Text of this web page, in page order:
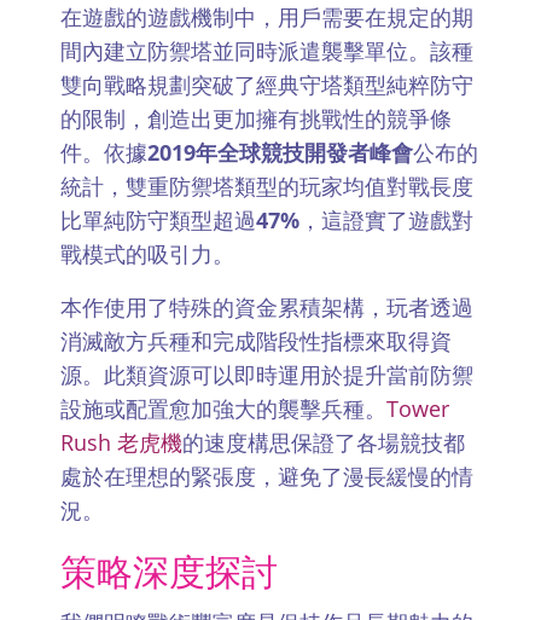
在遊戲的遊戲機制中，用戶需要在規定的期
間內建立防禦塔並同時派遣襲擊單位。該種
雙向戰略規劃突破了經典守塔類型純粹防守
的限制，創造出更加擁有挑戰性的競爭條
件。依據2019年全球競技開發者峰會公布的
統計，雙重防禦塔類型的玩家均值對戰長度
比單純防守類型超過47% ，這證實了遊戲對
戰模式的吸引力。
本作使用了特殊的資金累積架構，玩者透過
消滅敵方兵種和完成階段性指標來取得資
源。此類資源可以即時運用於提升當前防禦
設施或配置愈加強大的襲擊兵種。 Tower
Rush 老虎機的速度構思保證了各場競技都
處於在理想的緊張度，避免了漫長緩慢的情
況。
策略深度探討